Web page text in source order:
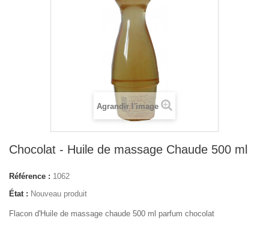
Agrandir l'image
Chocolat - Huile de massage Chaude 500 ml
Référence : 1062
État : Nouveau produit
Flacon d'Huile de massage chaude 500 ml parfum chocolat